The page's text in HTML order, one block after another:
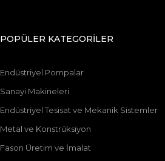
POPÜLER KATEGORİLER
Endüstriyel Pompalar
Sanayi Makineleri
Endüstriyel Tesisat ve Mekanik Sistemler
Metal ve Konstrüksiyon
Fason Üretim ve İmalat